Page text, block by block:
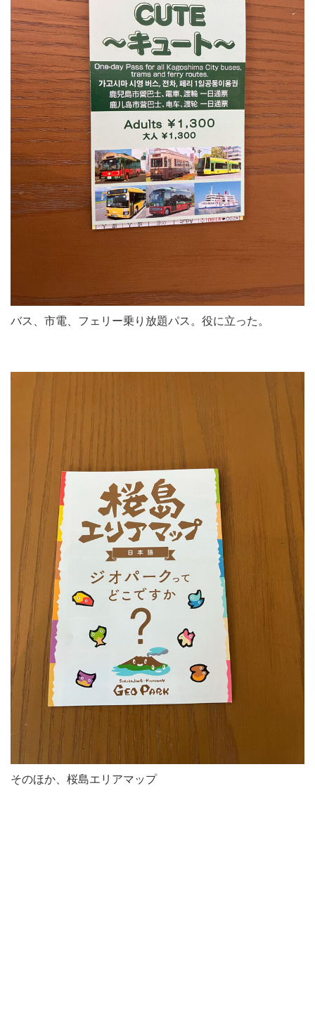
バス、市電、フェリー乗り放題パス。役に立った。
そのほか、桜島エリアマップ